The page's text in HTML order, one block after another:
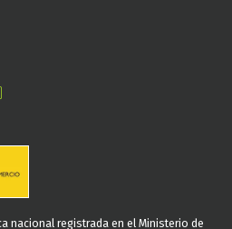
nacional registrada en el Ministerio de